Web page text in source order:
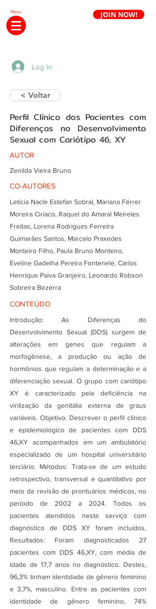
Menu JOIN NOW!
Log In
< Voltar
Perfil Clínico dos Pacientes com
Diferenças no Desenvolvimento
Sexual com Cariótipo 46, XY
AUTOR
Zenilda Vieira Bruno
CO-AUTORES
Letícia Nacle Estefan Sobral, Mariana Férrer
Moreira Ciríaco, Raquel do Amaral Meireles
Freitas, Lorena Rodrigues Ferreira
Guimarães Santos, Marcelo Praxedes
Monteiro Filho, Paula Bruno Monteiro,
Eveline Gadelha Pereira Fontenele, Carlos
Henrique Paiva Granjeiro, Leonardo Robson
Sobreira Bezerra
CONTEÚDO
Introdução: As Diferenças do
Desenvolvimento Sexual (DDS) surgem de
alterações em genes que regulam a
morfogênese, a produção ou ação de
hormônios que regulam a determinação e a
diferenciação sexual. O grupo com cariótipo
XY é caracterizado pela deficiência na
virilização da genitália externa de graus
variáveis. Objetivo: Descrever o perfil clínico
e epidemiológico de pacientes com DDS
46,XY acompanhados em um ambulatório
especializado de um hospital universitário
terciário. Métodos: Trata-se de um estudo
retrospectivo, transversal e quantitativo por
meio da revisão de prontuários médicos, no
período de 2002 a 2024. Todos os
pacientes atendidos neste serviço com
diagnóstico de DDS XY foram incluídos.
Resultados: Foram diagnosticados 27
pacientes com DDS 46,XY, com média de
idade de 17,7 anos no diagnóstico. Destes,
96,3% tinham identidade de gênero feminino
e 3,7%, masculino. Entre as pacientes com
identidade de gênero feminino, 74%